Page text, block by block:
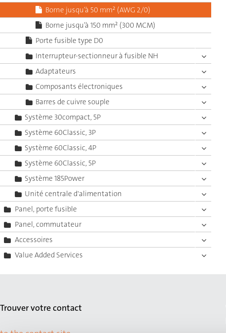
Borne jusqu’à 50 mm² (AWG 2/0)
Borne jusqu’à 150 mm² (300 MCM)
Porte fusible type D0
Interrupteur-sectionneur à fusible NH
Adaptateurs
Composants électroniques
Barres de cuivre souple
Système 30compact, 5P
Système 60Classic, 3P
Système 60Classic, 4P
Système 60Classic, 5P
Système 185Power
Unité centrale d'alimentation
Panel, porte fusible
Panel, commutateur
Accessoires
Value Added Services
Trouver votre contact